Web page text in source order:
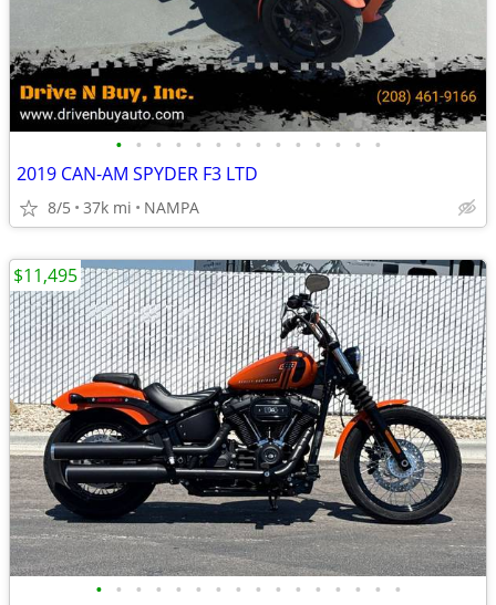
• • • • • • • • • • • • • •
2019 CAN-AM SPYDER F3 LTD
8/5 37k mi NAMPA
• • • • • • • • • • • • • • • •
$11,495